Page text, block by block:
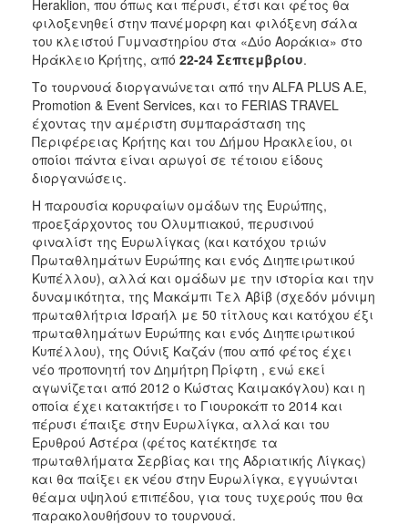
ΔΗΜΟΣ
ΠΟΛΙΤΙΣΜΟΣ
ΑΝΘΕΚΤΙΚΗ
ΠΟΛΗ
Ηeraklion, που όπως και πέρυσι, έτσι και φέτος θα
φιλοξενηθεί στην πανέμορφη και φιλόξενη σάλα
του κλειστού Γυμναστηρίου στα «Δύο Αοράκια» στο
Ηράκλειο Κρήτης, από 22-24 Σεπτεμβρίου.
Το τουρνουά διοργανώνεται από την ALFA PLUS A.E,
Promotion & Event Services, και το FERIAS TRAVEL
έχοντας την αμέριστη συμπαράσταση της
Περιφέρειας Κρήτης και του Δήμου Ηρακλείου, οι
οποίοι πάντα είναι αρωγοί σε τέτοιου είδους
διοργανώσεις.
Η παρουσία κορυφαίων ομάδων της Ευρώπης,
προεξάρχοντος του Ολυμπιακού, περυσινού
φιναλίστ της Ευρωλίγκας (και κατόχου τριών
Πρωταθλημάτων Ευρώπης και ενός Διηπειρωτικού
Κυπέλλου), αλλά και ομάδων με την ιστορία και την
δυναμικότητα, της Μακάμπι Τελ Αβίβ (σχεδόν μόνιμη
πρωταθλήτρια Ισραήλ με 50 τίτλους και κατόχου έξι
πρωταθλημάτων Ευρώπης και ενός Διηπειρωτικού
Κυπέλλου), της Ούνιξ Καζάν (που από φέτος έχει
νέο προπονητή τον Δημήτρη Πρίφτη , ενώ εκεί
αγωνίζεται από 2012 ο Κώστας Καιμακόγλου) και η
οποία έχει κατακτήσει το Γιουροκάπ το 2014 και
πέρυσι έπαιξε στην Ευρωλίγκα, αλλά και του
Ερυθρού Αστέρα (φέτος κατέκτησε τα
πρωταθλήματα Σερβίας και της Αδριατικής Λίγκας)
και θα παίξει εκ νέου στην Ευρωλίγκα, εγγυώνται
θέαμα υψηλού επιπέδου, για τους τυχερούς που θα
παρακολουθήσουν το τουρνουά.